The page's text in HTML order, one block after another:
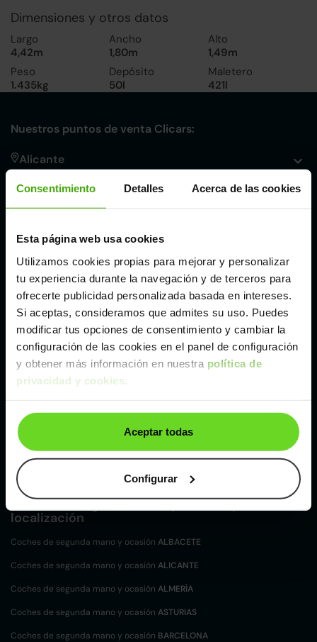
Consentimiento Detalles Acerca de las cookies
Esta página web usa cookies
Utilizamos cookies propias para mejorar y personalizar
tu experiencia durante la navegación y de terceros para
ofrecerte publicidad personalizada basada en intereses.
Si aceptas, consideramos que admites su uso. Puedes
modificar tus opciones de consentimiento y cambiar la
configuración de las cookies en el panel de configuración
y obtener más información en nuestra política de
privacidad y cookies
Aceptar todas
Configurar
Dimensiones y otros datos
Largo
4,42m
Ancho
1,80m
Alto
1,49m
Peso
1.435kg
Depósito
50l
Maletero
421l
Nuestros puntos de venta Clicars:
Alicante
Madrid
Málaga
Valencia
Zaragoza
Ver Mercedes Clase GLA de segunda mano y
ocasión
Mercedes Clase GLA de segunda mano y ocasión
Coches desegunda mano y ocasión por
localización
Coches de segunda mano y ocasión ALBACETE
Coches de segunda mano y ocasión ALICANTE
Coches de segunda mano y ocasión ALMERÍA
Coches de segunda mano y ocasión ASTURIAS
Coches de segunda mano y ocasión BARCELONA